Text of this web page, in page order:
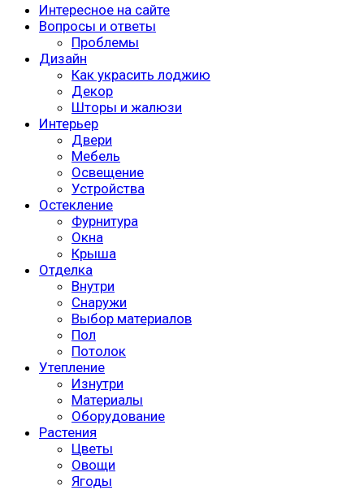
Интересное на сайте
Вопросы и ответы
Проблемы
Дизайн
Как украсить лоджию
Декор
Шторы и жалюзи
Интерьер
Двери
Мебель
Освещение
Устройства
Остекление
Фурнитура
Окна
Крыша
Отделка
Внутри
Снаружи
Выбор материалов
Пол
Потолок
Утепление
Изнутри
Материалы
Оборудование
Растения
Цветы
Овощи
Ягоды